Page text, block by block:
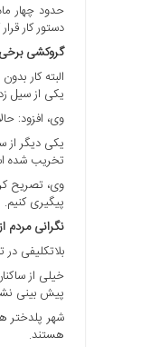
حدود چهار
دستور کار
گروکشی
البته کار
یکی از سیل
وی، افزود:
تخریب شده
وی، تصریح
پیگیری کنیم.
نگرانی مردم
بلاتکلیفی
خیلی از
پیش بینی
شهر پلدختر
هستند.